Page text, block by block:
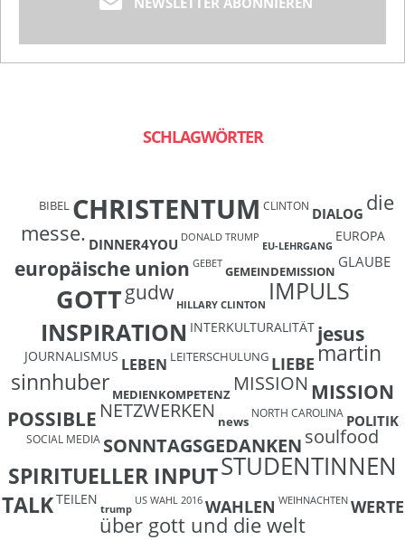
SCHLAGWÖRTER
BIBEL CHRISTENTUM CLINTON DIALOG die
messe. DINNER4YOU DONALD TRUMP
EU-LEHRGANG
EUROPA
europäische union GEBET GEMEINDEMISSION
GLAUBE
GOTTgudw HILLARY CLINTON IMPULS
INSPIRATION INTERKULTURALITÄT jesus
JOURNALISMUS LEBEN LEITERSCHULUNG LIEBEmartin
sinnhuber MEDIENKOMPETENZ MISSION MISSION
POSSIBLE NETZWERKEN news
NORTH CAROLINA POLITIK
SOCIAL MEDIA SONNTAGSGEDANKENsoulfood
SPIRITUELLER INPUTSTUDENTINNEN
TALKTEILEN
trump
US WAHL 2016 WAHLEN WEIHNACHTEN WERTE
über gott und die welt